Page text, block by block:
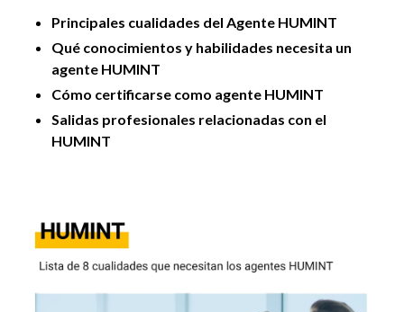
Principales cualidades del Agente HUMINT
Qué conocimientos y habilidades necesita un
agente HUMINT
Cómo certificarse como agente HUMINT
Salidas profesionales relacionadas con el
HUMINT